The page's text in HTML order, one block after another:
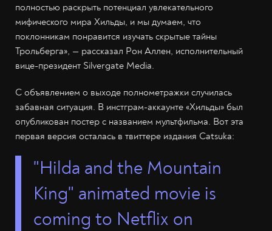
полностью раскрыть потенциал увлекательного
мифического мира Хильды, и мы думаем, что
поклонникам понравится изучать скрытые тайны
Трольберга», — рассказал Рон Аллен, исполнительный
вице-президент Silvergate Media.
С объявлением о выходе полнометражки случилась
забавная ситуация. В инстграм-аккаунте «Хильды» был
опубликован постер с названием мультфильма. Вот эта
первая версия осталась в твиттере издания Catsuka:
"Hilda and the Mountain
King" animated movie is
coming to Netflix on